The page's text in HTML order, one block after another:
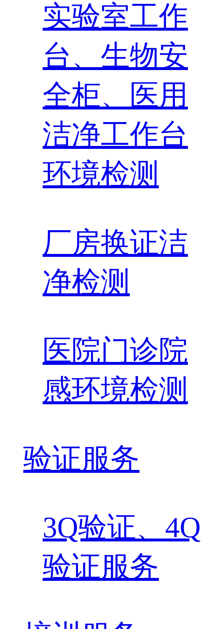
实验室工作
台、生物安
全柜、医用
洁净工作台
环境检测
厂房换证洁
净检测
医院门诊院
感环境检测
验证服务
3Q验证、4Q
验证服务